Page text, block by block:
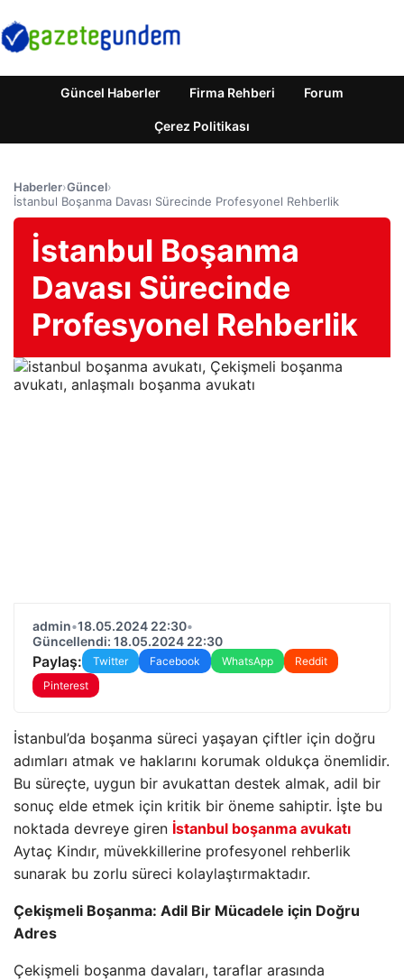
Güncel Haberler Firma Rehberi Forum
Çerez Politikası
Haberler›Güncel›
İstanbul Boşanma Davası Sürecinde Profesyonel Rehberlik
İstanbul Boşanma
Davası Sürecinde
Profesyonel Rehberlik
admin•18.05.2024 22:30•
Güncellendi: 18.05.2024 22:30
Paylaş: Twitter Facebook WhatsApp
Reddit
Pinterest
İstanbul’da boşanma süreci yaşayan çiftler için doğru
adımları atmak ve haklarını korumak oldukça önemlidir.
Bu süreçte, uygun bir avukattan destek almak, adil bir
sonuç elde etmek için kritik bir öneme sahiptir. İşte bu
noktada devreye giren İstanbul boşanma avukatı
Aytaç Kindır, müvekkillerine profesyonel rehberlik
sunarak bu zorlu süreci kolaylaştırmaktadır.
Çekişmeli Boşanma: Adil Bir Mücadele için Doğru
Adres
Çekişmeli boşanma davaları, taraflar arasında